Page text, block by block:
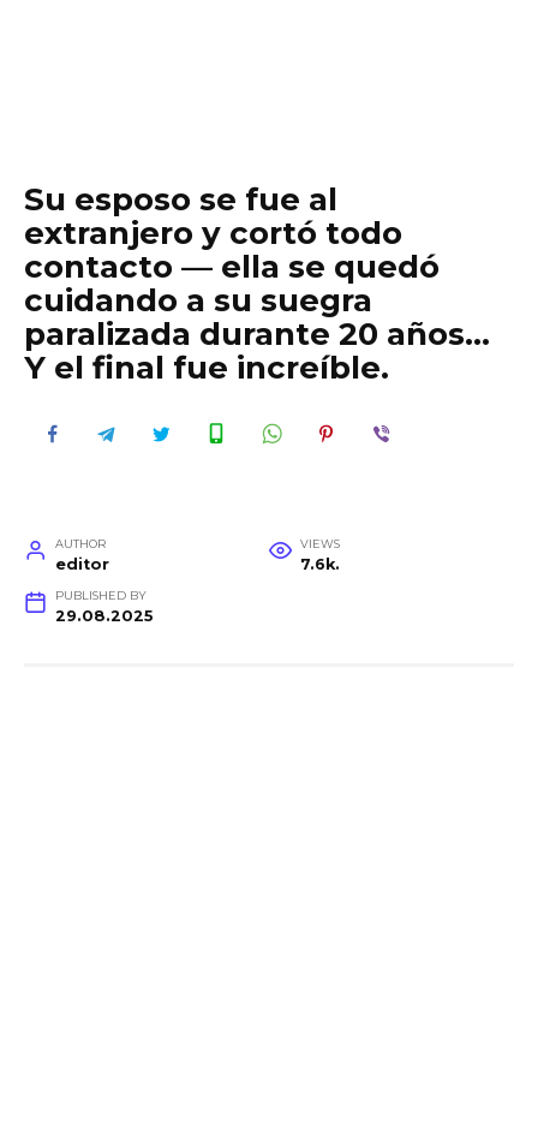
Su esposo se fue al
extranjero y cortó todo
contacto — ella se quedó
cuidando a su suegra
paralizada durante 20 años…
Y el final fue increíble.
AUTHOR
editor
VIEWS
7.6k.
PUBLISHED BY
29.08.2025